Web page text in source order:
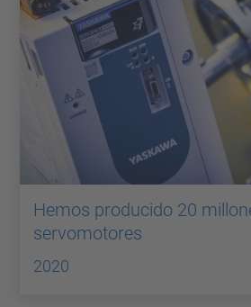
Hemos producido 20
servomotores
2020